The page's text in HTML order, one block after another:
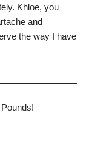
Khloe, you
and
the way I have